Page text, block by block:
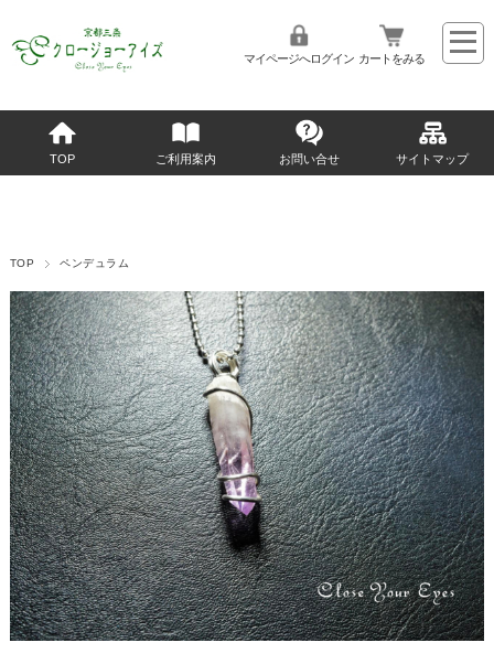
マイページへログイン カートをみる
TOP ご利用案内 お問い合せ サイトマップ
TOP ペンデュラム